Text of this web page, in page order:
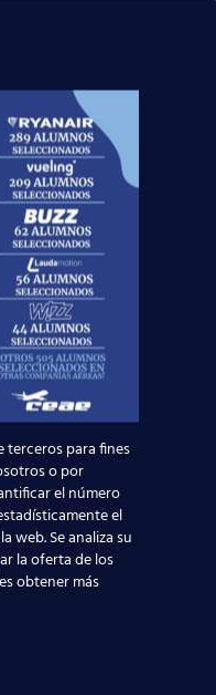
Las Palmas y
solicitaban CV
participar en este
proceso a
en ocasiones
a iniciar una
que nuestros
perfiles
para
que
formarTCP
realidad laboral
así como
proporcionen a
oportunidades
a la
terceros para fines
o por
el número
el
web. Se analiza su
la oferta de los
obtener más